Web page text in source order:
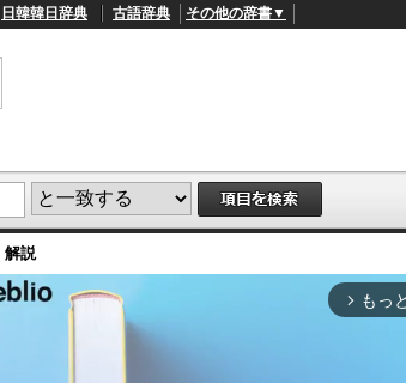
日韓韓日辞典 古語辞典 その他の辞書▼
解説
arrow_forward_ios もっ